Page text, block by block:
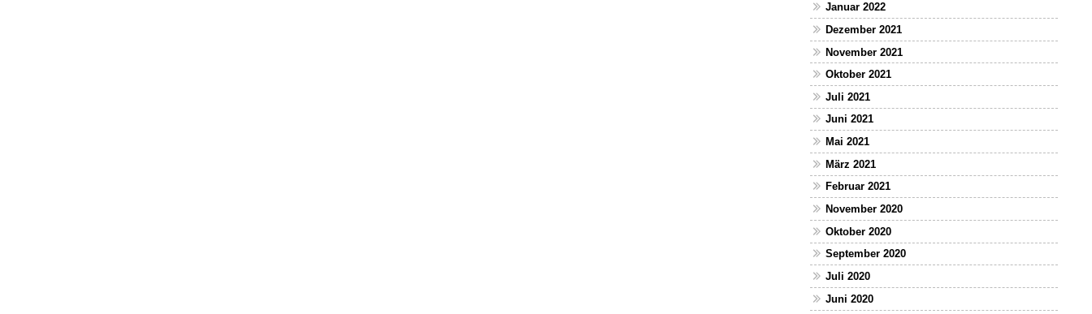
Januar 2022
Dezember 2021
November 2021
Oktober 2021
Juli 2021
Juni 2021
Mai 2021
März 2021
Februar 2021
November 2020
Oktober 2020
September 2020
Juli 2020
Juni 2020